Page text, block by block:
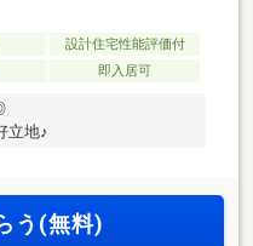
設計住宅性能評価付
即入居可
立地♪
う(無料)